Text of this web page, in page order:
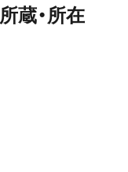
所蔵・所在